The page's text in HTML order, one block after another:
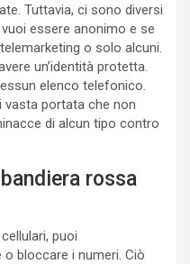
Tuttavia, ci sono diversi
essere anonimo e se
o solo alcuni.
un’identità protetta.
elenco telefonico.
vasta portata che non
di alcun tipo contro
rossa
puoi
bloccare i numeri. Ciò